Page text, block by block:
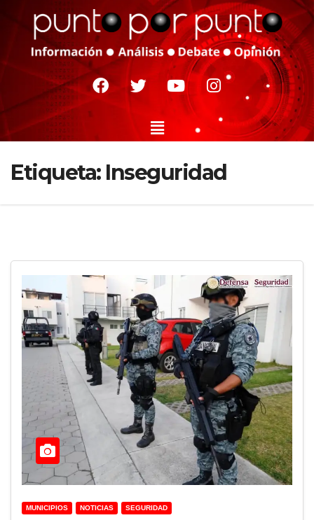
Etiqueta: Inseguridad
MUNICIPIOS NOTICIAS SEGURIDAD